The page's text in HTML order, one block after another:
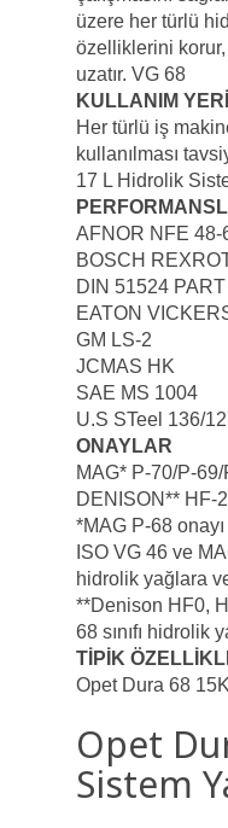
üzere her türlü
özelliklerini korur,
uzatır. VG 68
KULLANIM YERİ
Her türlü iş
kullanılması
17 L Hidrolik
AFNOR NFE 48-
BOSCH
DIN 51524
EATON
GM LS-2
JCMAS HK
SAE MS 1004
U.S STeel 136/
ONAYLAR
MAG* P-70/P-
DENISON** HF-
*MAG P-68
ISO VG 46 ve
hidrolik yağlara
**Denison HF0,
68 sınıfı hidrolik
TİPİK
Opet Dura 68
Opet
Sistem